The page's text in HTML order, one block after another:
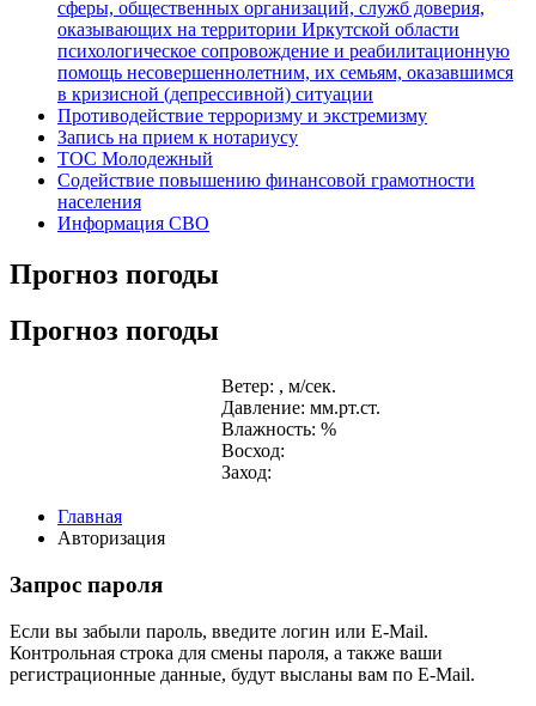
сферы, общественных организаций, служб доверия,
оказывающих на территории Иркутской области
психологическое сопровождение и реабилитационную
помощь несовершеннолетним, их семьям, оказавшимся
в кризисной (депрессивной) ситуации
Противодействие терроризму и экстремизму
Запись на прием к нотариусу
ТОС Молодежный
Содействие повышению финансовой грамотности
населения
Информация СВО
Прогноз погоды
Прогноз погоды
Ветер: , м/сек.
Давление: мм.рт.ст.
Влажность: %
Восход:
Заход:
Главная
Авторизация
Запрос пароля
Если вы забыли пароль, введите логин или E-Mail.
Контрольная строка для смены пароля, а также ваши
регистрационные данные, будут высланы вам по E-Mail.